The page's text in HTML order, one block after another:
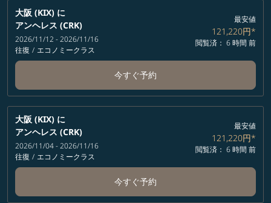
大阪 (KIX) に
アンヘレス (CRK)
2026/11/12 - 2026/11/16
往復 / エコノミークラス
最安値
121,220円*
閲覧済： 6 時間 前
今すぐ予約
大阪 (KIX) に
アンヘレス (CRK)
2026/11/04 - 2026/11/16
往復 / エコノミークラス
最安値
121,220円*
閲覧済： 6 時間 前
今すぐ予約